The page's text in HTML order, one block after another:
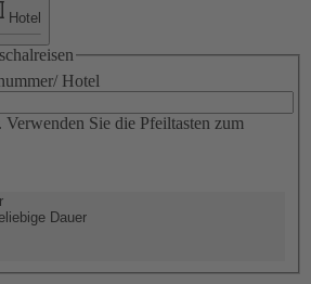
Hotel
Hotel
Sie die Pfeiltasten zum
Dauer